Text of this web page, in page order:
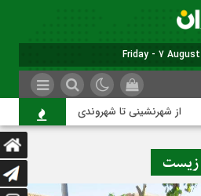
از شهرنشینی تا شهروندی
زیست